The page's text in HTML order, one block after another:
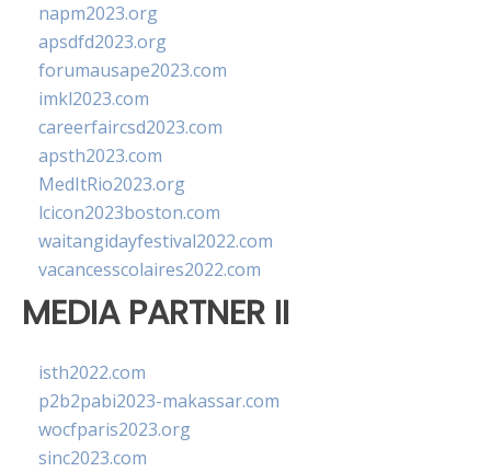
napm2023.org
apsdfd2023.org
forumausape2023.com
imkl2023.com
careerfaircsd2023.com
apsth2023.com
MedItRio2023.org
lcicon2023boston.com
waitangidayfestival2022.com
vacancesscolaires2022.com
MEDIA PARTNER II
isth2022.com
p2b2pabi2023-makassar.com
wocfparis2023.org
sinc2023.com